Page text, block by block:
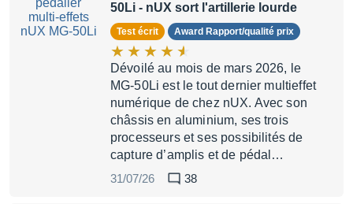
50Li - nUX sort l'artillerie lourde
Test écrit Award Rapport/qualité prix
Dévoilé au mois de mars 2026, le
MG-50Li est le tout dernier multieffet
numérique de chez nUX. Avec son
châssis en aluminium, ses trois
processeurs et ses possibilités de
capture d’amplis et de pédal…
31/07/26
38